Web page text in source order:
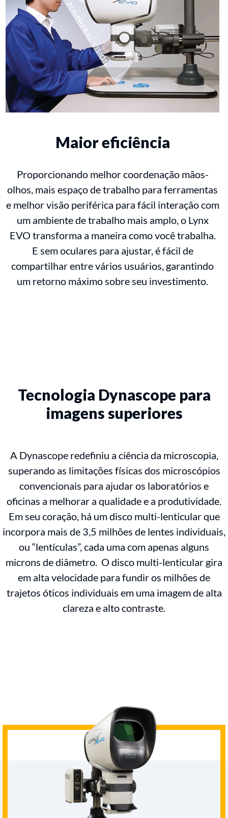
Maior eficiência
Proporcionando melhor coordenação mãos-
olhos, mais espaço de trabalho para ferramentas
e melhor visão periférica para fácil interação com
um ambiente de trabalho mais amplo, o Lynx
EVO transforma a maneira como você trabalha.
E sem oculares para ajustar, é fácil de
compartilhar entre vários usuários, garantindo
um retorno máximo sobre seu investimento.
Tecnologia Dynascope para
imagens superiores
A Dynascope redefiniu a ciência da microscopia,
superando as limitações físicas dos microscópios
convencionais para ajudar os laboratórios e
oficinas a melhorar a qualidade e a produtividade.
Em seu coração, há um disco multi-lenticular que
incorpora mais de 3,5 milhões de lentes individuais,
ou “lentículas”, cada uma com apenas alguns
microns de diâmetro. O disco multi-lenticular gira
em alta velocidade para fundir os milhões de
trajetos óticos individuais em uma imagem de alta
clareza e alto contraste.